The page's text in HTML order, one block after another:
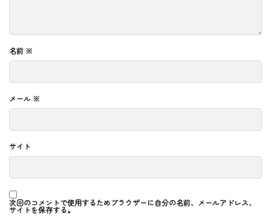
名前 ※
メール ※
サイト
次回のコメントで使用するためブラウザーに自分の名前、メールアドレス、
サイトを保存する。